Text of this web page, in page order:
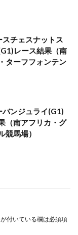
チェスナットス
レース結果（南
ターフフォンテン
バンジュライ(G1)
（南アフリカ・グ
競馬場）
が付いている欄は必須項